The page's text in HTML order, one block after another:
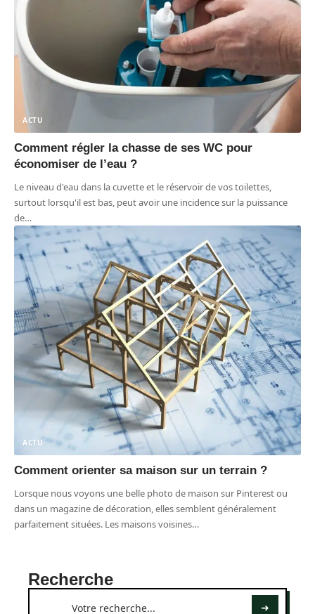
ACTU
Comment régler la chasse de ses WC pour
économiser de l’eau ?
Le niveau d'eau dans la cuvette et le réservoir de vos toilettes,
surtout lorsqu'il est bas, peut avoir une incidence sur la puissance
de…
ACTU
Comment orienter sa maison sur un terrain ?
Lorsque nous voyons une belle photo de maison sur Pinterest ou
dans un magazine de décoration, elles semblent généralement
parfaitement situées. Les maisons voisines…
Recherche